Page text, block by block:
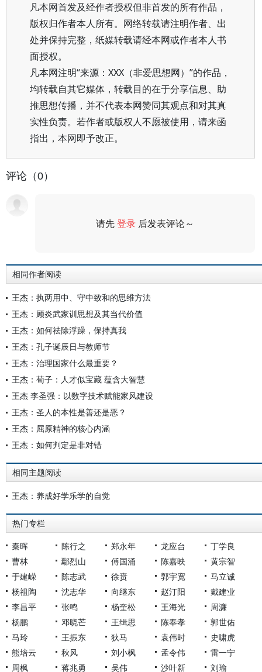
凡本网首发及经作者授权但非首发的所有作品，
版权归作者本人所有。网络转载请注明作者、出
处并保持完整，纸媒转载请经本网或作者本人书
面授权。
凡本网注明“来源：XXX（非爱思想网）”的作品，
均转载自其它媒体，转载目的在于分享信息、助
推思想传播，并不代表本网赞同其观点和对其真
实性负责。若作者或版权人不愿被使用，请来函
指出，本网即予改正。
评论（0）
请先登录 后发表评论～
相同作者阅读
王杰：执两用中、守中致和的思维方法
王杰：顾炎武家训思想及其当代价值
王杰：如何祛除浮躁，保持真我
王杰：孔子诞辰日与教师节
王杰：治理国家什么最重要？
王杰：荀子：人才似宝藏 蕴含大智慧
王杰 李圣强：以数字技术赋能家风建设
王杰：圣人的本性是善还是恶？
王杰：屈原精神的核心内涵
王杰：如何判定是非对错
相同主题阅读
王杰：养成好学乐学的自觉
热门专栏
秦晖 陈行之 郑永年 龙应台
丁学良
曹林
鄢烈山 傅国涌 陈嘉映
黄宗智
于建嵘
陈志武 徐贲 郭宇宽
马立诚
杨祖陶
沈志华 向继东 赵汀阳
戴建业
李昌平
张鸣 杨奎松 王海光
周濂
杨鹏
邓晓芒 王缉思 陈奉孝
郭世佑
马玲
王振东 狄马 袁伟时
史啸虎
熊培云
秋风 刘小枫 孟令伟
雷一宁
周枫
蒋兆勇 吴伟 沙叶新 刘瑜